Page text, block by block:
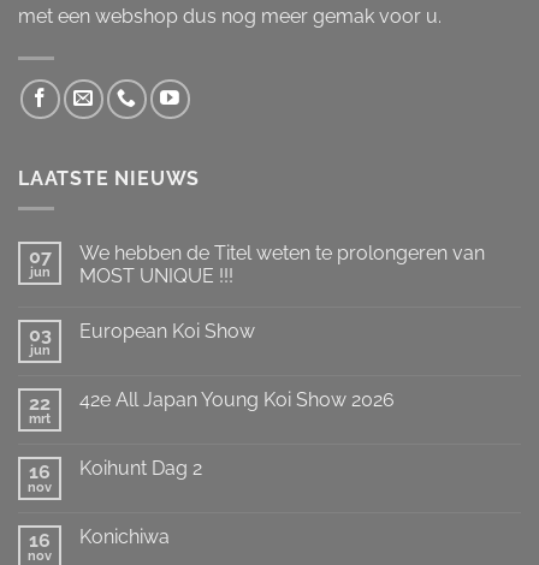
met een webshop dus nog meer gemak voor u.
LAATSTE NIEUWS
07
jun
We hebben de Titel weten te prolongeren van
MOST UNIQUE !!!
op
Titel
weten
MOST
03
jun
European Koi Show
European
22
mrt
42e All Japan Young Koi Show 2026
42e
Koi
Show
16
nov
Koihunt Dag 2
Koihunt
16
nov
Konichiwa